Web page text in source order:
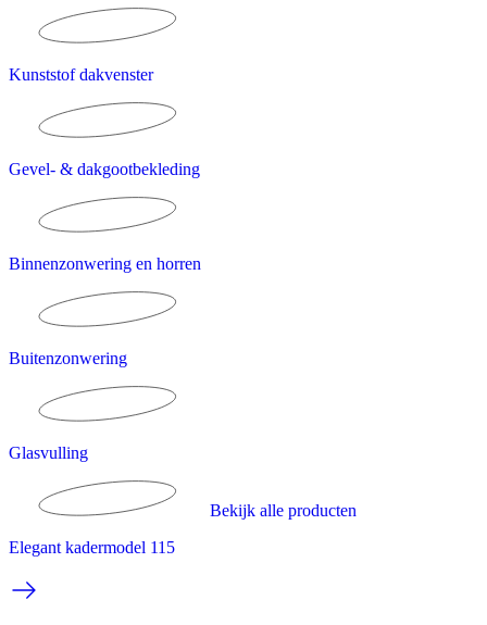
Kunststof dakvenster
Gevel- & dakgootbekleding
Binnenzonwering en horren
Buitenzonwering
Glasvulling
Bekijk alle producten
Elegant kadermodel 115